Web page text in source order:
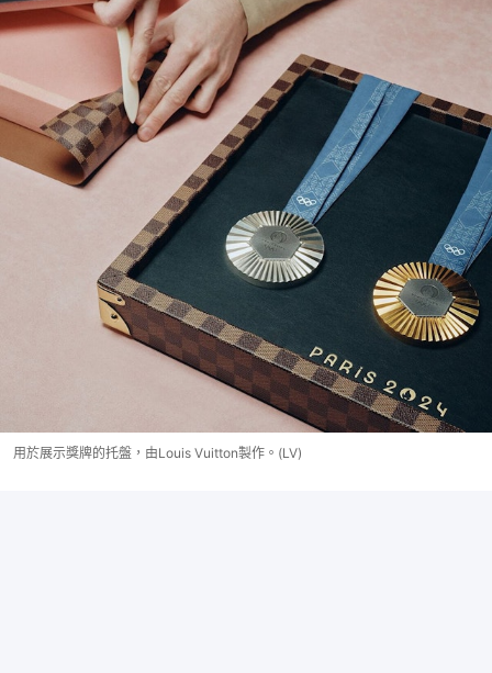
用於展示獎牌的托盤，由Louis Vuitton製作。(LV)